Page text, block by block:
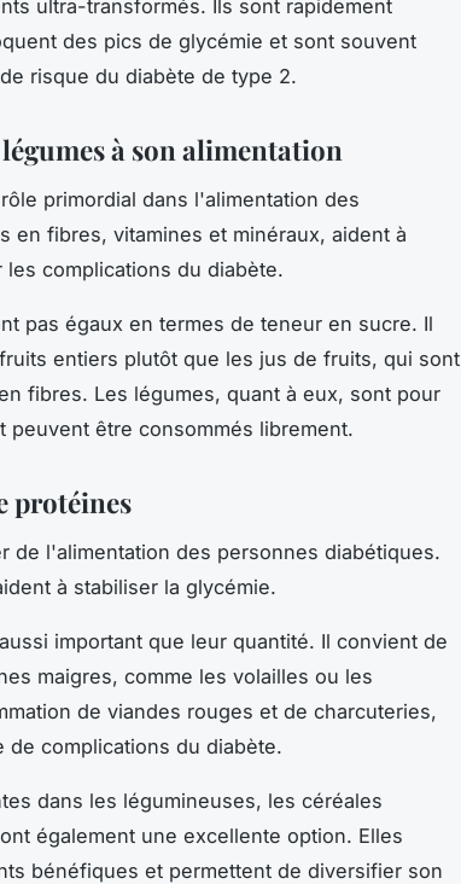
ultra-transformés. Ils sont rapidement
des pics de glycémie et sont souvent
risque du diabète de type 2.
à son alimentation
primordial dans l'alimentation des
en fibres, vitamines et minéraux, aident à
complications du diabète.
pas égaux en termes de teneur en sucre. Il
entiers plutôt que les jus de fruits, qui sont
fibres. Les légumes, quant à eux, sont pour
peuvent être consommés librement.
protéines
de l'alimentation des personnes diabétiques.
à stabiliser la glycémie.
important que leur quantité. Il convient de
maigres, comme les volailles ou les
de viandes rouges et de charcuteries,
complications du diabète.
dans les légumineuses, les céréales
également une excellente option. Elles
bénéfiques et permettent de diversifier son